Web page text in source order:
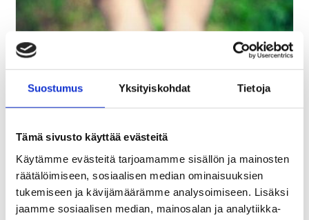
Suostumus Yksityiskohdat Tietoja
Tämä sivusto käyttää evästeitä
Käytämme evästeitä tarjoamamme sisällön ja mainosten
räätälöimiseen, sosiaalisen median ominaisuuksien
tukemiseen ja kävijämäärämme analysoimiseen. Lisäksi
jaamme sosiaalisen median, mainosalan ja analytiikka-
Paluu arkeen – näin löydät energiaa
tuovat rutiinit takaisin
Loman päättyminen usein kirpaisee enemmän tai
vähemmän ja paluu arkeen voi tuntua tahmealta.
Herätyskellolla alkavat aamut ja pimenevät illat eivät